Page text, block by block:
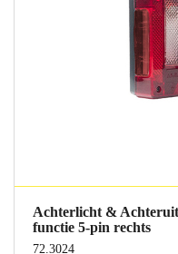
Achterlicht &
functie 5-pin rechts
72.3024